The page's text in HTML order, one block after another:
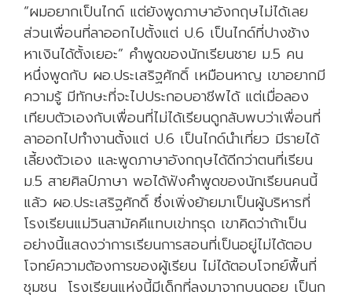
“ผมอยากเป็นไกด์ แต่ยังพูดภาษาอังกฤษไม่ได้เลย
ส่วนเพื่อนที่ลาออกไปตั้งแต่ ป.6 เป็นไกด์ที่ปางช้าง
หาเงินได้ตั้งเยอะ” คำพูดของนักเรียนชาย ม.5 คน
หนึ่งพูดกับ ผอ.ประเสริฐศักดิ์ เหมือนหาญ เขาอยากมี
ความรู้ มีทักษะที่จะไปประกอบอาชีพได้ แต่เมื่อลอง
เทียบตัวเองกับเพื่อนที่ไม่ได้เรียนดูกลับพบว่าเพื่อนที่
ลาออกไปทำงานตั้งแต่ ป.6 เป็นไกด์นำเที่ยว มีรายได้
เลี้ยงตัวเอง และพูดภาษาอังกฤษได้ดีกว่าตนที่เรียน
ม.5 สายศิลป์ภาษา พอได้ฟังคำพูดของนักเรียนคนนี้
แล้ว ผอ.ประเสริฐศักดิ์ ซึ่งเพิ่งย้ายมาเป็นผู้บริหารที่
โรงเรียนแม่วินสามัคคีแทบเข่าทรุด เขาคิดว่าถ้าเป็น
อย่างนี้แสดงว่าการเรียนการสอนที่เป็นอยู่ไม่ได้ตอบ
โจทย์ความต้องการของผู้เรียน ไม่ได้ตอบโจทย์พื้นที่
ชุมชน โรงเรียนแห่งนี้มีเด็กที่ลงมาจากบนดอย เป็นก